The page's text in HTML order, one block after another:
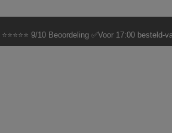
⭐⭐⭐⭐⭐ 9/10 Beoordeling ✅Voor 17:00